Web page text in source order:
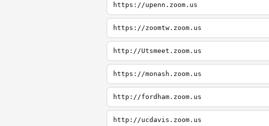
https://upenn.zoom.us
https://zoomtw.zoom.us
http://Utsmeet.zoom.us
https://monash.zoom.us
http://fordham.zoom.us
http://ucdavis.zoom.us